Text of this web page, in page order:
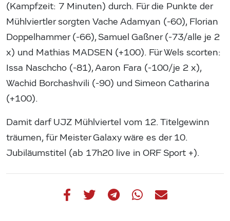
(Kampfzeit: 7 Minuten) durch. Für die Punkte der
Mühlviertler sorgten Vache Adamyan (-60), Florian
Doppelhammer (-66), Samuel Gaßner (-73/alle je 2
x) und Mathias MADSEN (+100). Für Wels scorten:
Issa Naschcho (-81), Aaron Fara (-100/je 2 x),
Wachid Borchashvili (-90) und Simeon Catharina
(+100).
Damit darf UJZ Mühlviertel vom 12. Titelgewinn
träumen, für Meister Galaxy wäre es der 10.
Jubiläumstitel (ab 17h20 live in ORF Sport +).